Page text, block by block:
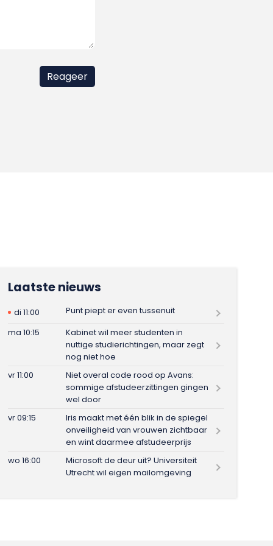
Laatste nieuws
di 11:00
Punt piept er even tussenuit
ma 10:15
Kabinet wil meer studenten in
nuttige studierichtingen, maar zegt
nog niet hoe
vr 11:00
Niet overal code rood op Avans:
sommige afstudeerzittingen gingen
wel door
vr 09:15
Iris maakt met één blik in de spiegel
onveiligheid van vrouwen zichtbaar
en wint daarmee afstudeerprijs
wo 16:00
Microsoft de deur uit? Universiteit
Utrecht wil eigen mailomgeving